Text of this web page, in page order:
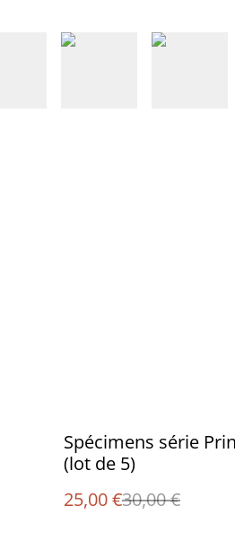
%
Spécimens série
(lot de 5)
25,00 €30,00 €